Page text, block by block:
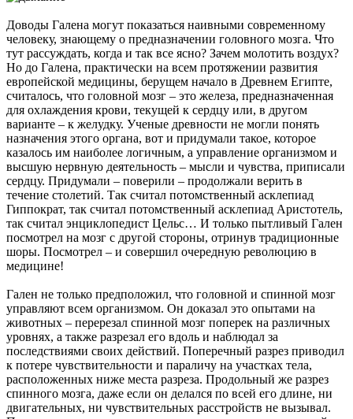
Доводы Галена могут показаться наивными современному
человеку, знающему о предназначении головного мозга. Что
тут рассуждать, когда и так все ясно? Зачем молотить воздух?
Но до Галена, практически на всем протяжении развития
европейской медицины, берущем начало в Древнем Египте,
считалось, что головной мозг – это железа, предназначенная
для охлаждения крови, текущей к сердцу или, в другом
варианте – к желудку. Ученые древности не могли понять
назначения этого органа, вот и придумали такое, которое
казалось им наиболее логичным, а управление организмом и
высшую нервную деятельность – мысли и чувства, приписали
сердцу. Придумали – поверили – продолжали верить в
течение столетий. Так считал потомственный асклепиад
Гиппократ, так считал потомственный асклепиад Аристотель,
так считал энциклопедист Цельс… И только пытливый Гален
посмотрел на мозг с другой стороны, отринув традиционные
шоры. Посмотрел – и совершил очередную революцию в
медицине!
Гален не только предположил, что головной и спинной мозг
управляют всем организмом. Он доказал это опытами на
животных – перерезал спинной мозг поперек на различных
уровнях, а также разрезал его вдоль и наблюдал за
последствиями своих действий. Поперечный разрез приводил
к потере чувствительности и параличу на участках тела,
расположенных ниже места разреза. Продольный же разрез
спинного мозга, даже если он делался по всей его длине, ни
двигательных, ни чувствительных расстройств не вызывал.